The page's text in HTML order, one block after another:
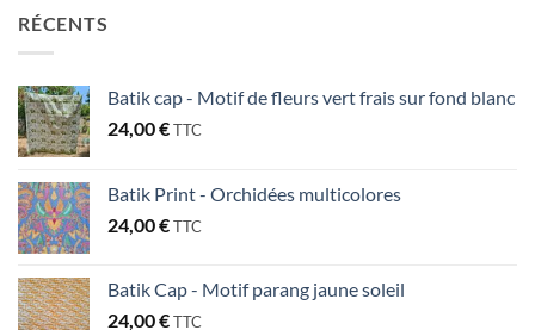
RÉCENTS
Batik cap - Motif de fleurs vert frais sur fond blanc
24,00€TTC
Batik Print - Orchidées multicolores
24,00€TTC
Batik Cap - Motif parang jaune soleil
24,00€TTC